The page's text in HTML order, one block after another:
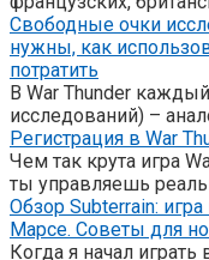
Свободные очки
нужны, как
потратить
В War Thunder
исследований) –
Регистрация в War
Чем так крута игра
ты управляешь
Обзор Subterrain:
Марсе. Советы для
Когда я начал